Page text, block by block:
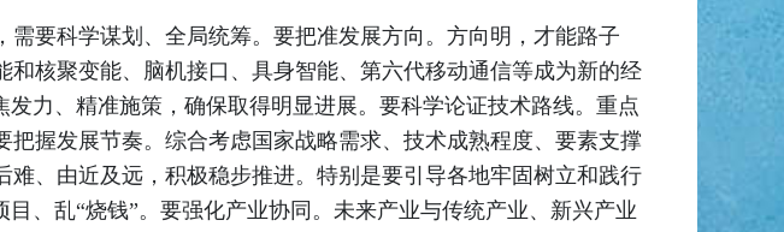
要科学谋划、全局统筹。要把准发展方向。方向明，才能路子
核聚变能、脑机接口、具身智能、第六代移动通信等成为新的经
力、精准施策，确保取得明显进展。要科学论证技术路线。重点
握发展节奏。综合考虑国家战略需求、技术成熟程度、要素支撑
、由近及远，积极稳步推进。特别是要引导各地牢固树立和践行
、乱“烧钱”。要强化产业协同。未来产业与传统产业、新兴产业